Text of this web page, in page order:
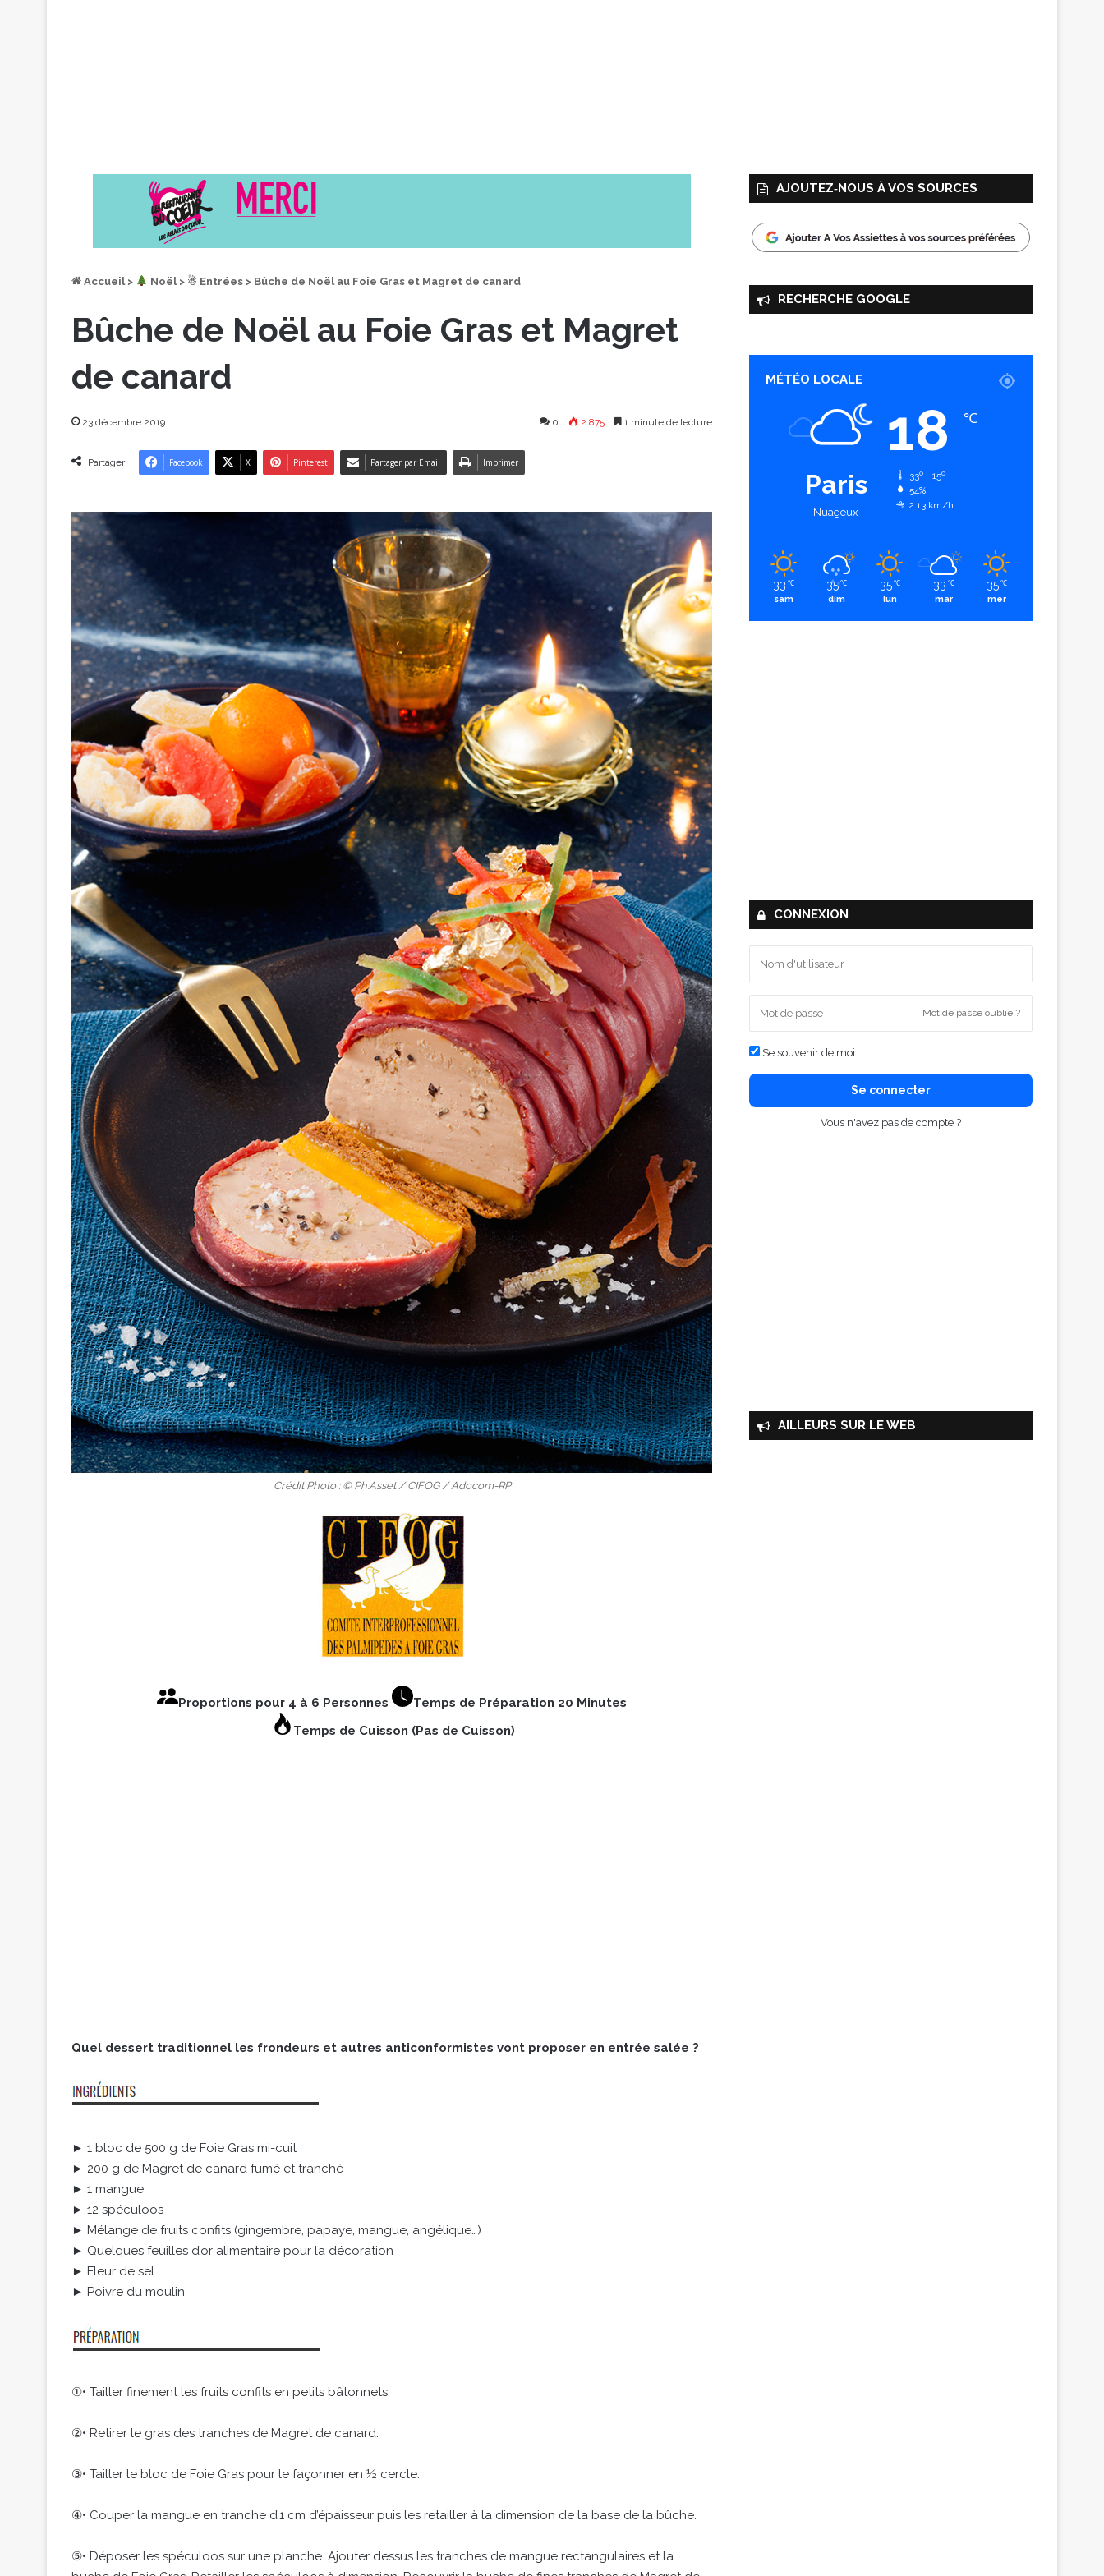
Accueil > ︎ Noël > ☃ Entrées > Bûche de Noël au Foie Gras et Magret de canard
Bûche de Noël au Foie Gras et Magret
de canard
23 décembre 2019 0 2 875 1 minute de lecture
Partager Facebook X Pinterest Partager par Email Imprimer
Crédit Photo : © Ph.Asset / CIFOG / Adocom-RP
Proportions pour 4 à 6 Personnes
Temps de Préparation 20 Minutes
Temps de Cuisson (Pas de Cuisson)
Quel dessert traditionnel les frondeurs et autres anticonformistes vont proposer en entrée salée ?
► 1 bloc de 500 g de Foie Gras mi-cuit
► 200 g de Magret de canard fumé et tranché
► 1 mangue
► 12 spéculoos
► Mélange de fruits confits (gingembre, papaye, mangue, angélique…)
► Quelques feuilles d’or alimentaire pour la décoration
► Fleur de sel
► Poivre du moulin
①• Tailler finement les fruits confits en petits bâtonnets.
②• Retirer le gras des tranches de Magret de canard.
③• Tailler le bloc de Foie Gras pour le façonner en ½ cercle.
④• Couper la mangue en tranche d’1 cm d’épaisseur puis les retailler à la dimension de la base de la bûche.
⑤• Déposer les spéculoos sur une planche. Ajouter dessus les tranches de mangue rectangulaires et la
AJOUTEZ‑NOUS À VOS SOURCES
RECHERCHE GOOGLE
MÉTÉO LOCALE
Paris
Nuageux
18 ℃
33º - 15º
54%
2.13 km/h
33 ℃
sam
35 ℃
dim
35 ℃
lun
33 ℃
mar
35 ℃
mer
CONNEXION
Mot de passe oublié ?
Se souvenir de moi
Se connecter
Vous n'avez pas de compte ?
AILLEURS SUR LE WEB